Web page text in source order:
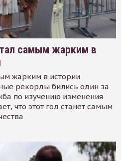
самым жарким в
жарким в истории
рекорды бились один за
по изучению изменения
что этот год станет самым